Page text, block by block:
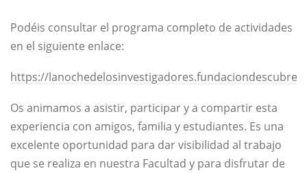
Podéis consultar el programa completo de actividades
en el siguiente enlace:
https://
Os animamos a asistir, participar y a compartir esta
experiencia con amigos, familia y estudiantes. Es una
excelente oportunidad para dar visibilidad al trabajo
que se realiza en nuestra Facultad y para disfrutar de